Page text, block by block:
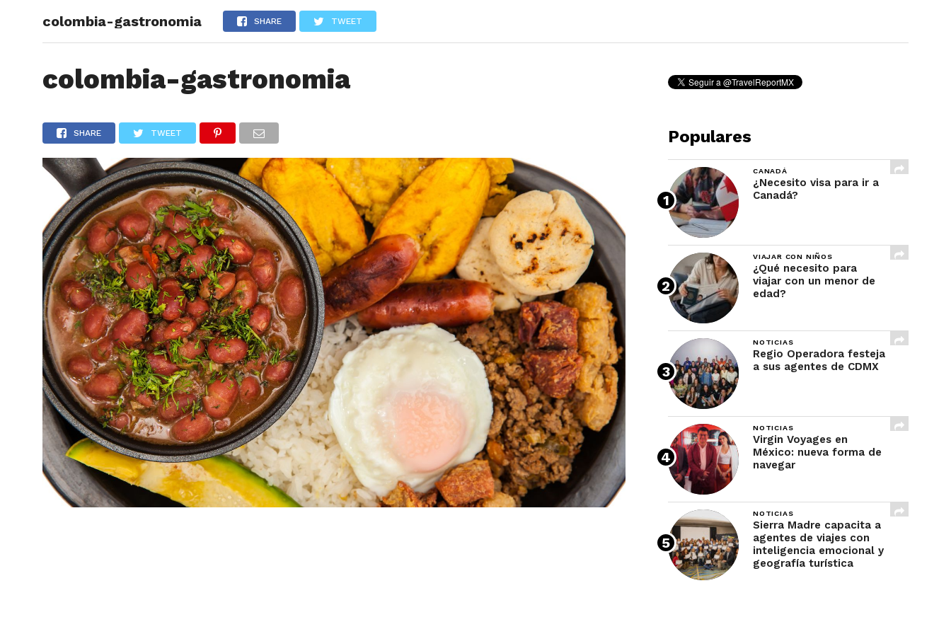
ARTÍCULOS REVIEWS
colombia-gastronomia SHARE TWEET
colombia-gastronomia
SHARE TWEET Populares
CANADÁ
¿Necesito visa para ir a
Canadá?
VIAJAR CON NIÑOS
¿Qué necesito para
viajar con un menor de
edad?
NOTICIAS
Regio Operadora festeja
a sus agentes de CDMX
NOTICIAS
Virgin Voyages en
México: nueva forma de
navegar
NOTICIAS
Sierra Madre capacita a
agentes de viajes con
inteligencia emocional y
geografía turística